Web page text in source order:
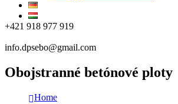
+421 918 977 919
info.dpsebo@gmail.com
Obojstranné betónové ploty
Home